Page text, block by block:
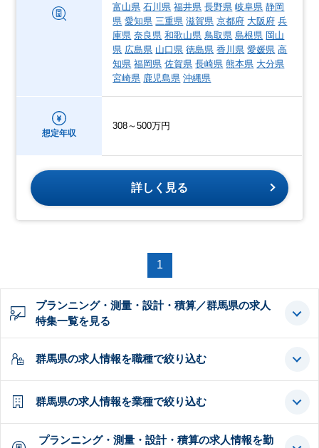
富山県 石川県 福井県 長野県 岐阜県 静岡
県 愛知県 三重県 滋賀県 京都府 大阪府 兵
庫県 奈良県 和歌山県 鳥取県 島根県 岡山
県 広島県 山口県 徳島県 香川県 愛媛県 高
知県 福岡県 佐賀県 長崎県 熊本県 大分県
宮崎県 鹿児島県 沖縄県
想定年収
308～500万円
詳しく見る
1
プランニング・測量・設計・積算／群馬県の求人
特集一覧を見る
群馬県の求人情報を職種で絞り込む
群馬県の求人情報を業種で絞り込む
プランニング・測量・設計・積算の求人情報を勤